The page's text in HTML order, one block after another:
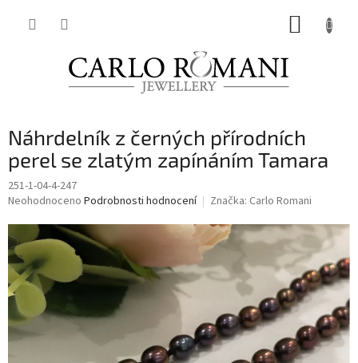
Náhrdelník z černých přírodních
perel se zlatým zapínáním Tamara
251-1-04-4-247
Průměrné
produktu
je
0,0
z
5
hvězdiček.
Neohodnoceno Podrobnosti hodnocení Značka: Carlo Romani